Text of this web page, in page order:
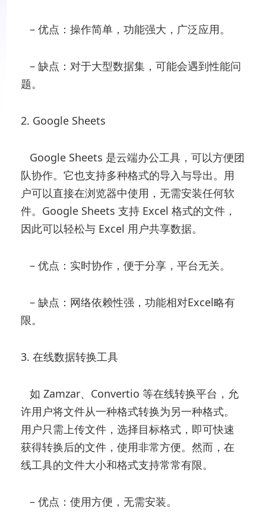
– 优点：操作简单，功能强大，广泛应用。
– 缺点：对于大型数据集，可能会遇到性能问
题。
2. Google Sheets
Google Sheets 是云端办公工具，可以方便团
队协作。它也支持多种格式的导入与导出。用
户可以直接在浏览器中使用，无需安装任何软
件。Google Sheets 支持 Excel 格式的文件，
因此可以轻松与 Excel 用户共享数据。
– 优点：实时协作，便于分享，平台无关。
– 缺点：网络依赖性强，功能相对Excel略有
限。
3. 在线数据转换工具
如 Zamzar、Convertio 等在线转换平台，允
许用户将文件从一种格式转换为另一种格式。
用户只需上传文件，选择目标格式，即可快速
获得转换后的文件，使用非常方便。然而，在
线工具的文件大小和格式支持常常有限。
– 优点：使用方便，无需安装。